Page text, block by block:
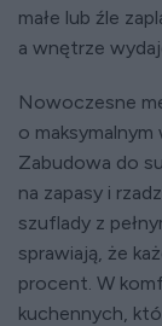
małe lub źle
a wnętrze
Nowoczesne
o
Zabudowa do
na zapasy i
szuflady z
sprawiają, że
procent. W
kuchennych,